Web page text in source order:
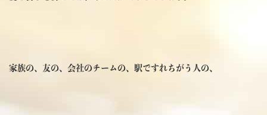
家族の、友の、会社のチームの、駅ですれちがう人の、